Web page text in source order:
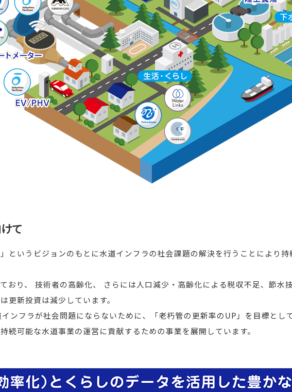
て
というビジョンのもとに水道インフラの社会課題の解決を行うことにより
おり、 技術者の高齢化、 さらには人口減少・高齢化による税収不足、節水
更新投資は減少しています。
ンフラが社会問題にならないために、「老朽管の更新率のUP」を目標とし
続可能な水道事業の運営に貢献するための事業を展開しています。